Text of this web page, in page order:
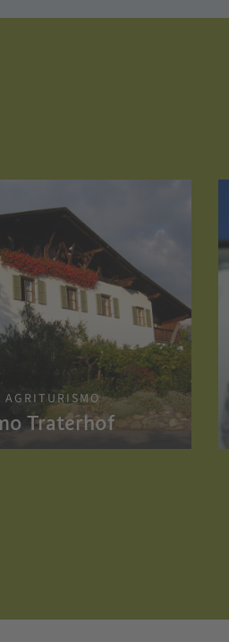
Traterhof